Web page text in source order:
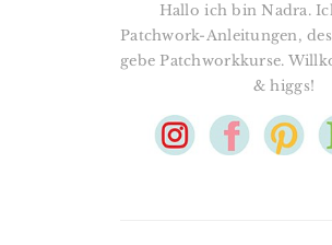
Hallo ich bin Nadra.
Patchwork-Anleitungen,
gebe Patchworkkurse.
& higgs!